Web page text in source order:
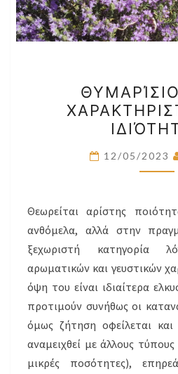
ΚΑΙ
12/05/2023
Θεωρείται αρίστης
ανθόμελα, αλλά στην
ξεχωριστή κατηγορία
αρωματικών και γευστικών
όψη του είναι ιδιαίτερα
προτιμούν συνήθως οι
όμως ζήτηση οφείλεται
αναμειχθεί με άλλους
μικρές ποσότητες),